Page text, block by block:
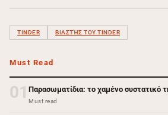
TINDER ΒΙΑΣΤΉΣ ΤΟΥ TINDER
Must Read
01 Παρασωματίδια: το χαμένο συστατικό
Must read